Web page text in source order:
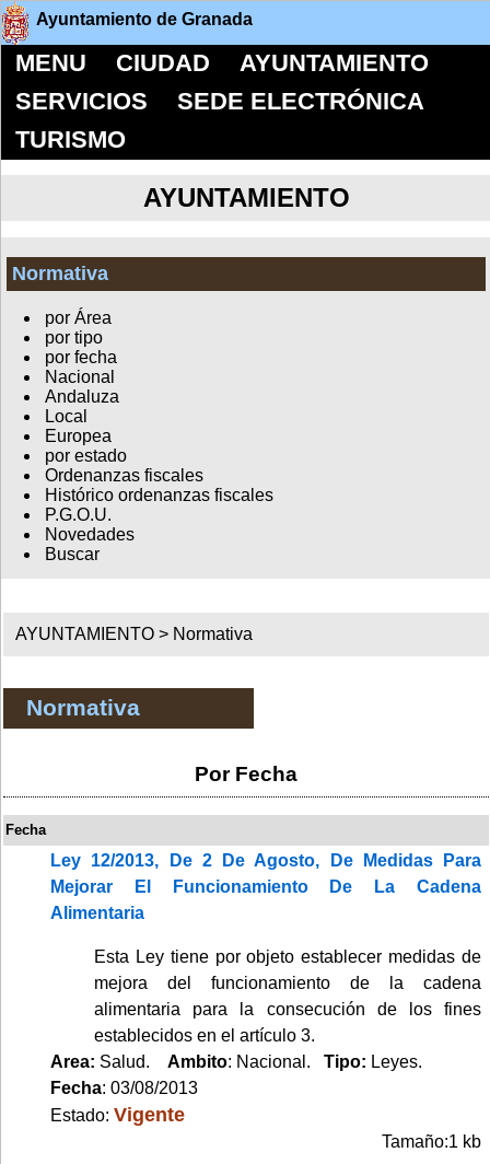
Ayuntamiento de Granada
MENU CIUDAD
AYUNTAMIENTO
SERVICIOS
SEDE ELECTRÓNICA
TURISMO
AYUNTAMIENTO
Normativa
por Área
por tipo
por fecha
Nacional
Andaluza
Local
Europea
por estado
Ordenanzas fiscales
Histórico ordenanzas fiscales
P.G.O.U.
Novedades
Buscar
AYUNTAMIENTO > Normativa
Normativa
Por Fecha
Fecha
Ley 12/2013, De 2 De Agosto, De Medidas Para
Mejorar El Funcionamiento De La Cadena
Alimentaria
Esta Ley tiene por objeto establecer medidas de
mejora del funcionamiento de la cadena
alimentaria para la consecución de los fines
establecidos en el artículo 3.
Area: Salud. Ambito: Nacional. Tipo: Leyes.
Fecha: 03/08/2013
Estado: Vigente
Tamaño:1 kb